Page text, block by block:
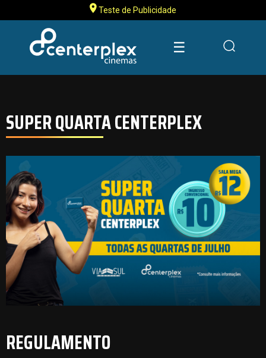
Teste de Publicidade
☰
SUPER QUARTA CENTERPLEX
REGULAMENTO